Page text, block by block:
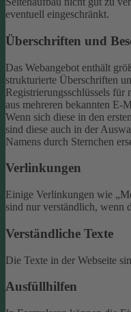
eventuell eingeschränkt.
Überschriften und
Das Webangebot enthält
strukturierte Überschriften
Registrierungsschlüssels
aus mehreren bekannten E-
Wenn sich diese in den
sind diese auch in der
Namens durch Sternchen
Verlinkungen
Einige Verlinkungen wie
sind nur verständlich, wenn
Verständliche Texte
Die Texte in der Webseite
Ausfüllhilfen